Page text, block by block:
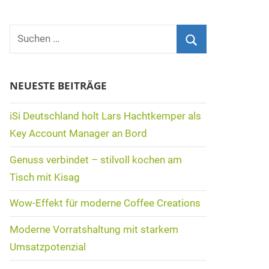
Suchen
NEUESTE BEITRÄGE
iSi Deutschland holt Lars Hachtkemper als
Key Account Manager an Bord
Genuss verbindet – stilvoll kochen am
Tisch mit Kisag
Wow-Effekt für moderne Coffee Creations
Moderne Vorratshaltung mit starkem
Umsatzpotenzial